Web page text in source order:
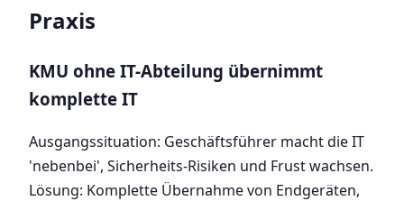
Praxis
KMU ohne IT-Abteilung übernimmt
komplette IT
Ausgangssituation: Geschäftsführer macht die IT
'nebenbei', Sicherheits-Risiken und Frust wachsen.
Lösung: Komplette Übernahme von Endgeräten,